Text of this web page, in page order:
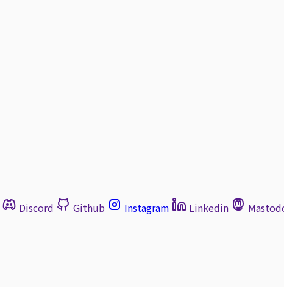
Discord Github Instagram Linkedin